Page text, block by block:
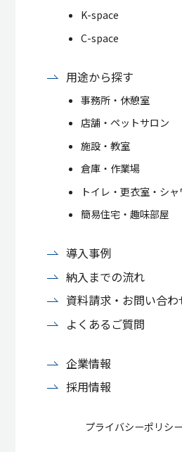
K-space
C-space
用途から探す
事務所・休憩室
店舗・ペットサロン
施設・教室
倉庫・作業場
トイレ・更衣室・シャ
簡易住宅・趣味部屋
導入事例
納入までの流れ
資料請求・お問い合わ
よくあるご質問
企業情報
採用情報
プライバシーポリシー